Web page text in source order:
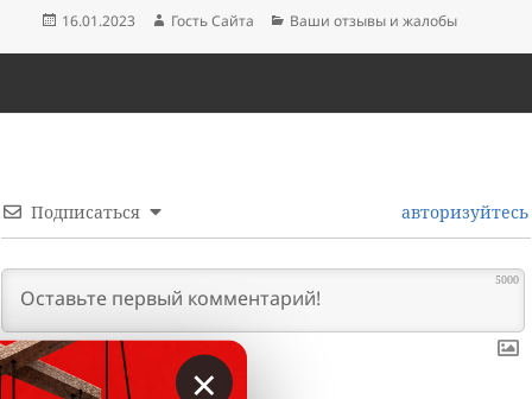
Опубликовано
16.01.2023 Автор
Гость Сайта Рубрики
Ваши отзывы и жалобы
Подписаться авторизуйтесь
5000
×